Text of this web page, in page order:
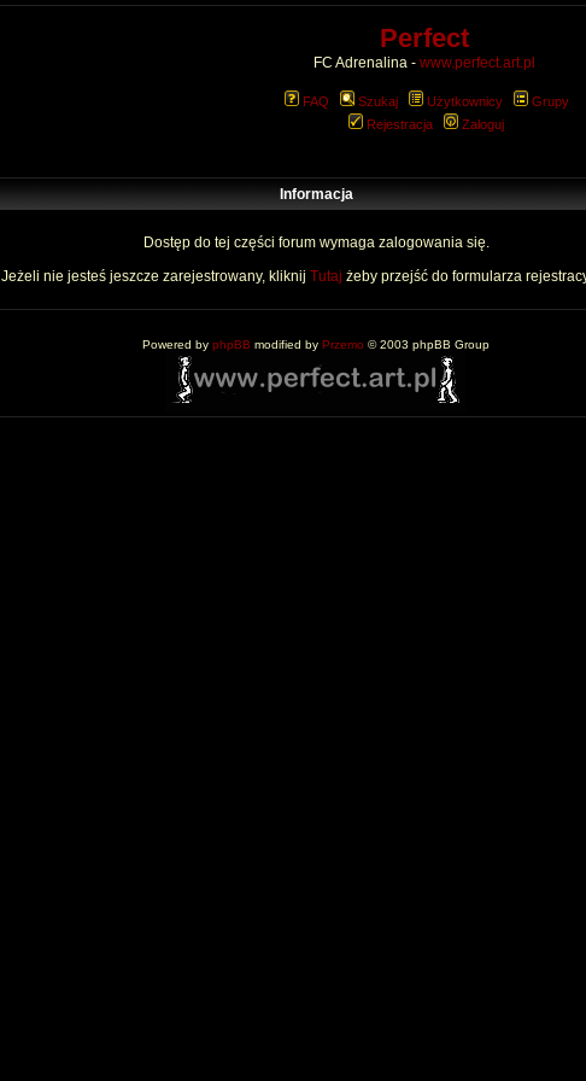
Perfect
FC Adrenalina - www.perfect.art.pl
FAQ Szukaj Użytkownicy
Grupy
Rejestracja
Zaloguj
Informacja
Dostęp do tej części forum wymaga zalogowania się.
Jeżeli nie jesteś jeszcze zarejestrowany, kliknij Tutaj żeby przejść do formularza
Powered by phpBB modified by Przemo © 2003 phpBB Group